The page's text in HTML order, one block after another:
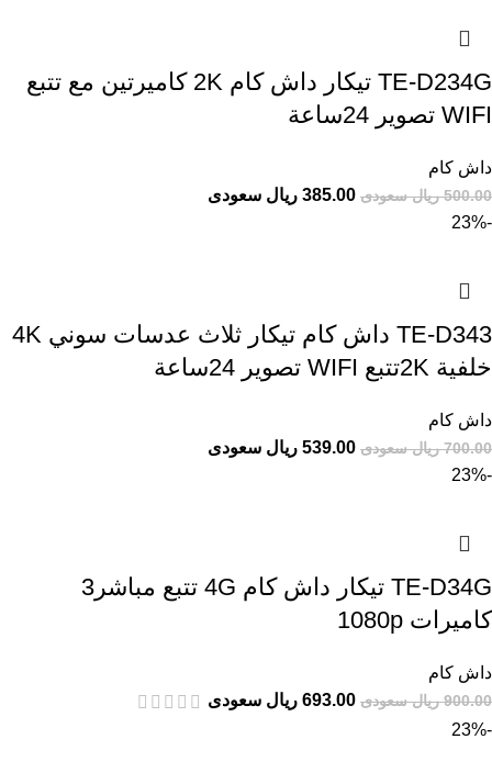
TE-D234G تيكار داش كام 2K كاميرتين مع تتبع
WIFI تصوير 24ساعة
داش كام
500.00 ريال سعودى
385.00 ريال سعودى
-23%
TE-D343 داش كام تيكار ثلاث عدسات سوني 4K
خلفية 2Kتتبع WIFI تصوير 24ساعة
داش كام
700.00 ريال سعودى
539.00 ريال سعودى
-23%
TE-D34G تيكار داش كام 4G تتبع مباشر3
كاميرات 1080p
داش كام
900.00 ريال سعودى
693.00 ريال سعودى
-23%